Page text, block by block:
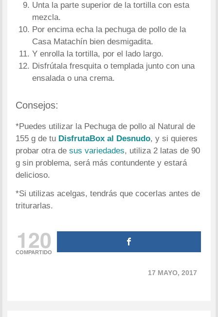
Unta la parte superior de la tortilla con esta
mezcla.
Por encima echa la pechuga de pollo de la
Casa Matachín bien desmigadita.
Y enrolla la tortilla, por el lado largo.
Disfrútala fresquita o templada junto con una
ensalada o una crema.
Consejos:
*Puedes utilizar la Pechuga de pollo al Natural de
155 g de tu DisfrutaBox al Desnudo, y si quieres
probar otra desus variedades, utiliza 2 latas de 90
g sin problema, será más contundente y estará
delicioso.
*Si utilizas acelgas, tendrás que cocerlas antes de
triturarlas.
120
COMPARTIDO
17 MAYO, 2017